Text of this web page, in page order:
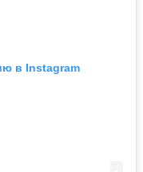
в Instagram